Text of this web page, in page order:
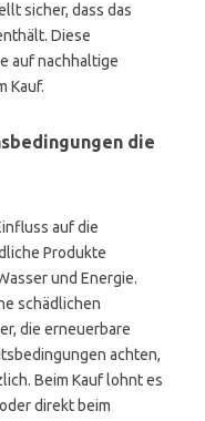
sicher, dass das
Diese
auf nachhaltige
Kauf.
die
auf die
Produkte
und Energie.
schädlichen
die erneuerbare
achten,
Beim Kauf lohnt es
direkt beim